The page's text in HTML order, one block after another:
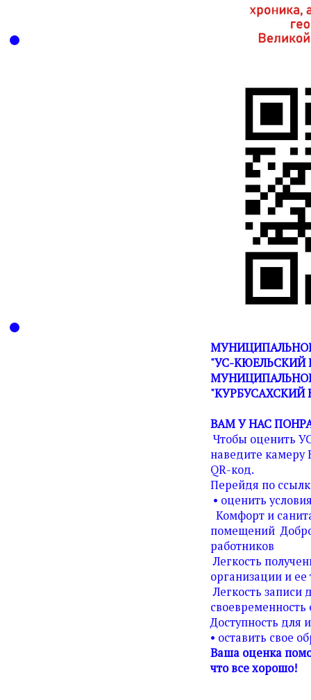
"УС-КЮЕЛЬСКИЙ
"КУРБУСАХСКИЙ
ВАМ У НАС
Чтобы оценить
наведите камеру
QR-код.
Перейдя по
• оценить
Комфорт и
помещений
работников
Легкость
организации и ее
Легкость записи
своевременность
Доступность для
• оставить свое
Ваша оценка
что все хорошо!